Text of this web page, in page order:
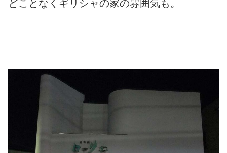
どことなくギリシャの家の雰囲気も。